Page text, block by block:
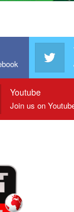
Youtube
Join us on